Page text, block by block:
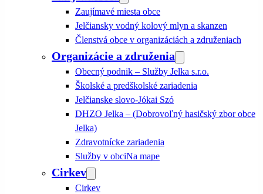
Zaujímavé miesta obce
Jelčiansky vodný kolový mlyn a skanzen
Členstvá obce v organizáciách a združeniach
Organizácie a združenia
Obecný podnik – Služby Jelka s.r.o.
Školské a predškolské zariadenia
Jelčianske slovo-Jókai Szó
DHZO Jelka – (Dobrovoľný hasičský zbor obce
Jelka)
Zdravotnícke zariadenia
Služby v obciNa mape
Cirkev
Cirkev